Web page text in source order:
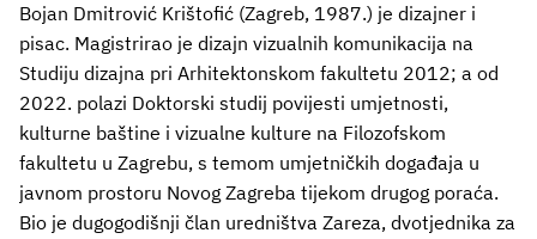
Bojan Dmitrović Krištofić (Zagreb, 1987.) je dizajner i
pisac. Magistrirao je dizajn vizualnih komunikacija na
Studiju dizajna pri Arhitektonskom fakultetu 2012; a od
2022. polazi Doktorski studij povijesti umjetnosti,
kulturne baštine i vizualne kulture na Filozofskom
fakultetu u Zagrebu, s temom umjetničkih događaja u
javnom prostoru Novog Zagreba tijekom drugog poraća.
Bio je dugogodišnji član uredništva Zareza, dvotjednika za